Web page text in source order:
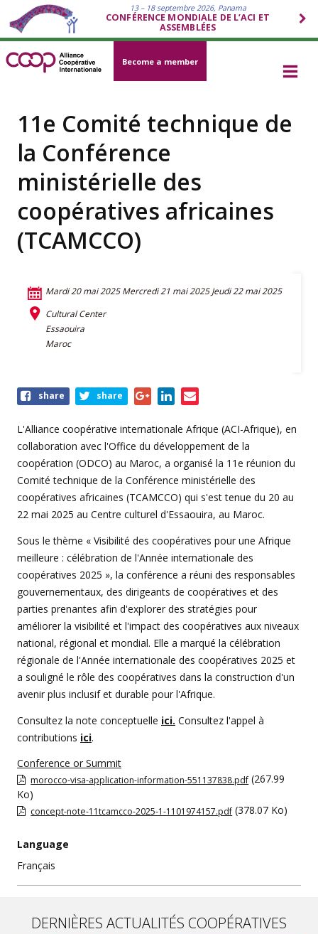
13 – 18 septembre 2026, Panama
CONFÉRENCE MONDIALE DE L’ACI ET
ASSEMBLÉES
Become a member
11e Comité technique de
la Conférence
ministérielle des
coopératives africaines
(TCAMCCO)
Mardi 20 mai 2025 Mercredi 21 mai 2025 Jeudi 22 mai 2025
Cultural Center
Essaouira
Maroc
Share
event
share share
L'Alliance coopérative internationale Afrique (ACI-Afrique), en
collaboration avec l'Office du développement de la
coopération (ODCO) au Maroc, a organisé la 11e réunion du
Comité technique de la Conférence ministérielle des
coopératives africaines (TCAMCCO) qui s'est tenue du 20 au
22 mai 2025 au Centre culturel d'Essaouira, au Maroc.
Sous le thème « Visibilité des coopératives pour une Afrique
meilleure : célébration de l'Année internationale des
coopératives 2025 », la conférence a réuni des responsables
gouvernementaux, des dirigeants de coopératives et des
parties prenantes afin d'explorer des stratégies pour
améliorer la visibilité et l'impact des coopératives aux niveaux
national, régional et mondial. Elle a marqué la célébration
régionale de l'Année internationale des coopératives 2025 et
a souligné le rôle des coopératives dans la construction d'un
avenir plus inclusif et durable pour l'Afrique.
Consultez la note conceptuelle ici. Consultez l'appel à
contributions ici.
Conference or Summit
morocco-visa-application-information-551137838.pdf (267.99
Ko)
concept-note-11tcamcco-2025-1-1101974157.pdf (378.07 Ko)
Language
Français
DERNIÈRES ACTUALITÉS COOPÉRATIVES